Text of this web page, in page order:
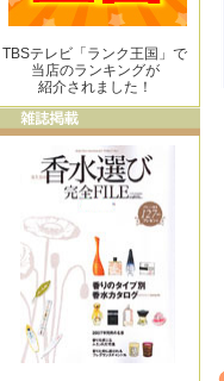
TBSテレビ「ランク王国」で
当店のランキングが
紹介されました！